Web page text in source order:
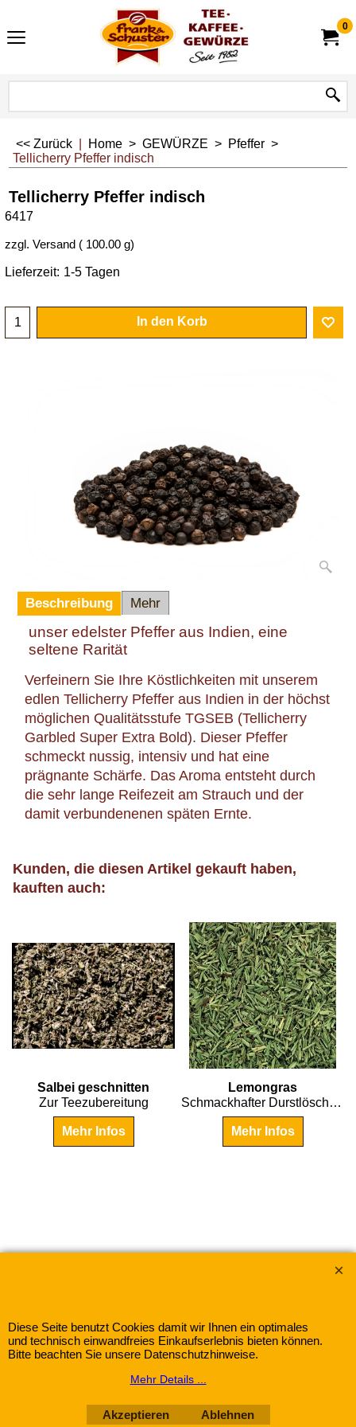
0
<< Zurück Home > GEWÜRZE > Pfeffer >
Tellicherry Pfeffer indisch
Tellicherry Pfeffer indisch
6417
zzgl. Versand 100.00 g
Lieferzeit: 1-5 Tagen
In den Korb
Beschreibung Mehr
unser edelster Pfeffer aus Indien, eine
seltene Rarität
Verfeinern Sie Ihre Köstlichkeiten mit unserem
edlen Tellicherry Pfeffer aus Indien in der höchst
möglichen Qualitätsstufe TGSEB (Tellicherry
Garbled Super Extra Bold). Dieser Pfeffer
schmeckt nussig, intensiv und hat eine
prägnante Schärfe. Das Aroma entsteht durch
die sehr lange Reifezeit am Strauch und der
damit verbundenenen späten Ernte.
Kunden, die diesen Artikel gekauft haben,
kauften auch:
€3.75
Salbei geschnitten
Zur Teezubereitung
€4.20
Lemongras
Schuster"
WebShop erstellt mit
ShopFactory Shop
Diese Seite benutzt Cookies damit wir Ihnen ein optimales
und technisch einwandfreies Einkaufserlebnis bieten können.
Bitte beachten Sie unsere Datenschutzhinweise.
Mehr Details ...
Akzeptieren Ablehnen